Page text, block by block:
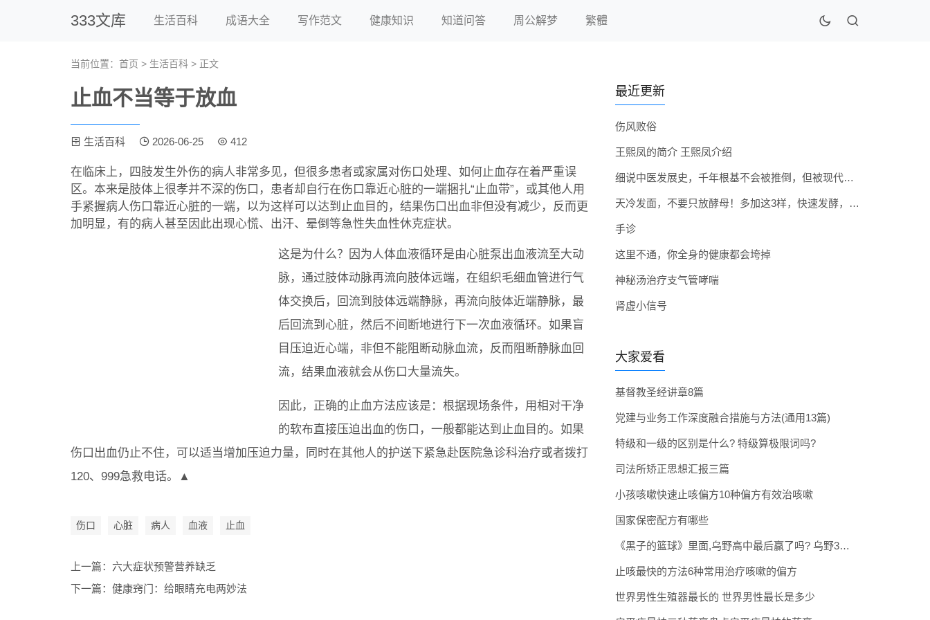
333文库 生活百科 成语大全 写作范文 健康知识 知道问答 周公解梦 繁體
当前位置： 首页 > 生活百科 > 正文
止血不当等于放血
生活百科 2026-06-25 412
在临床上，四肢发生外伤的病人非常多见，但很多患者或家属对伤口处理、如何止血存在着严重误
区。本来是肢体上很孝并不深的伤口，患者却自行在伤口靠近心脏的一端捆扎“止血带”，或其他人用
手紧握病人伤口靠近心脏的一端，以为这样可以达到止血目的，结果伤口出血非但没有减少，反而更
加明显，有的病人甚至因此出现心慌、出汗、晕倒等急性失血性休克症状。
这是为什么？因为人体血液循环是由心脏泵出血液流至大动
脉，通过肢体动脉再流向肢体远端，在组织毛细血管进行气
体交换后，回流到肢体远端静脉，再流向肢体近端静脉，最
后回流到心脏，然后不间断地进行下一次血液循环。如果盲
目压迫近心端，非但不能阻断动脉血流，反而阻断静脉血回
流，结果血液就会从伤口大量流失。
因此，正确的止血方法应该是：根据现场条件，用相对干净
的软布直接压迫出血的伤口，一般都能达到止血目的。如果
伤口出血仍止不住，可以适当增加压迫力量，同时在其他人的护送下紧急赴医院急诊科治疗或者拨打
120、999急救电话。▲
伤口 心脏 病人 血液 止血
上一篇： 六大症状预警营养缺乏
下一篇： 健康窍门：给眼睛充电两妙法
最近更新
伤风败俗
王熙凤的简介 王熙凤介绍
细说中医发展史，千年根基不会被推倒，但被现代医疗模式堵住出路
天冷发面，不要只放酵母！多加这3样，快速发酵，蓬松香软弹性十足
手诊
这里不通，你全身的健康都会垮掉
神秘汤治疗支气管哮喘
肾虚小信号
大家爱看
基督教圣经讲章8篇
党建与业务工作深度融合措施与方法(通用13篇)
特级和一级的区别是什么? 特级算极限词吗?
司法所矫正思想汇报三篇
小孩咳嗽快速止咳偏方10种偏方有效治咳嗽
国家保密配方有哪些
《黑子的篮球》里面,乌野高中最后赢了吗? 乌野3年拿到全国冠军了吗
止咳最快的方法6种常用治疗咳嗽的偏方
世界男性生殖器最长的 世界男性最长是多少